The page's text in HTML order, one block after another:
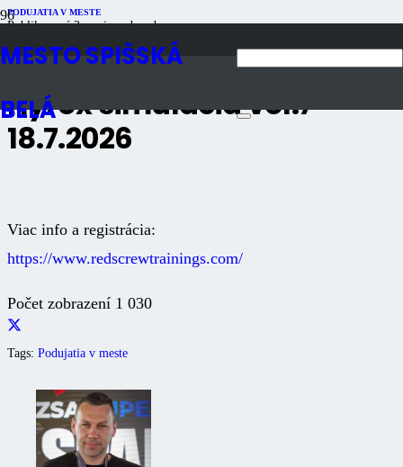
MESTO SPIŠSKÁ
BELÁ
PODUJATIA V MESTE
Publikované3 mesiace dozadu
Hyrox simulácia vol.7 –
18.7.2026
Viac info a registrácia:
https://www.redscrewtrainings.com/
Počet zobrazení 1 030
Tags: Podujatia v meste